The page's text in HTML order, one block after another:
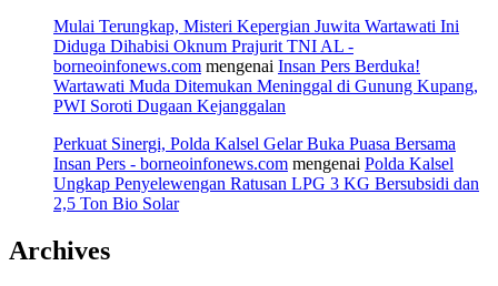
Mulai Terungkap, Misteri Kepergian Juwita Wartawati Ini
Diduga Dihabisi Oknum Prajurit TNI AL -
borneoinfonews.com mengenai Insan Pers Berduka!
Wartawati Muda Ditemukan Meninggal di Gunung Kupang,
PWI Soroti Dugaan Kejanggalan
Perkuat Sinergi, Polda Kalsel Gelar Buka Puasa Bersama
Insan Pers - borneoinfonews.com mengenai Polda Kalsel
Ungkap Penyelewengan Ratusan LPG 3 KG Bersubsidi dan
2,5 Ton Bio Solar
Archives